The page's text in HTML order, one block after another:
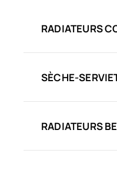
RADIATEURS
SÈCHE-
RADIATEURS